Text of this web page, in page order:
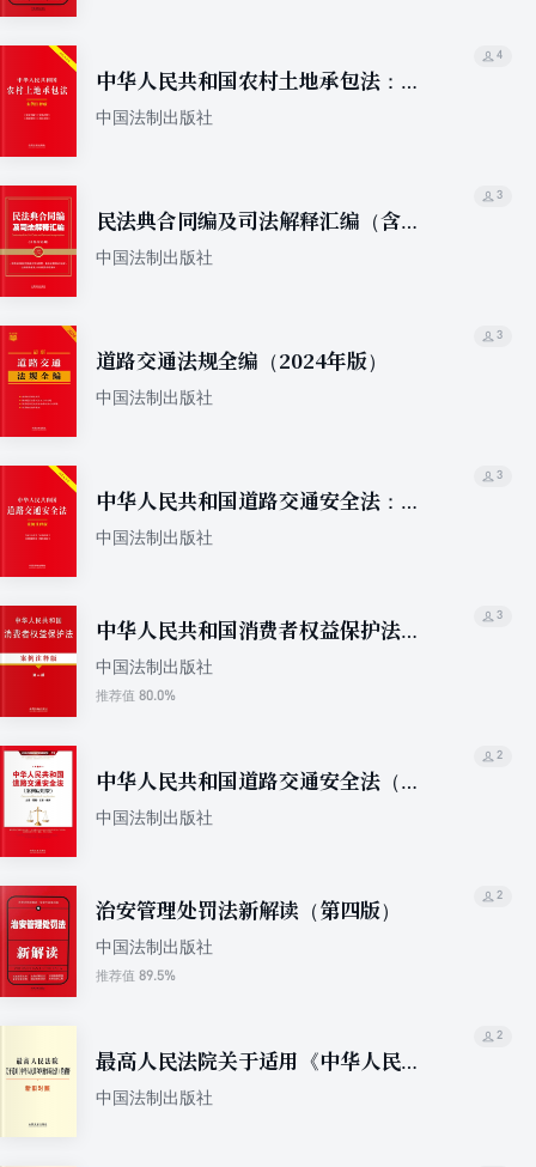
中华人民共和国农村土地承包法：案
例注释版（双色大字本）（第六版）
中国法制出版社
4
民法典合同编及司法解释汇编（含指
导案例）（2024年版）
中国法制出版社
3
道路交通法规全编（2024年版）
中国法制出版社
3
中华人民共和国道路交通安全法：案
例注释版（双色大字本）（第六版）
中国法制出版社
3
中华人民共和国消费者权益保护法
（案例注释版）（第二版）
中国法制出版社
推荐值 80.0%
3
中华人民共和国道路交通安全法（案
例应用版）
中国法制出版社
2
治安管理处罚法新解读（第四版）
中国法制出版社
推荐值 89.5%
2
最高人民法院关于适用《中华人民共
和国刑事诉讼法》的解释（新旧对
中国法制出版社
2